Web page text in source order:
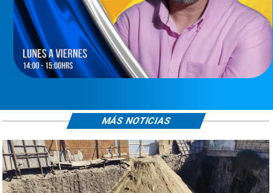
MÁS NOTICIAS